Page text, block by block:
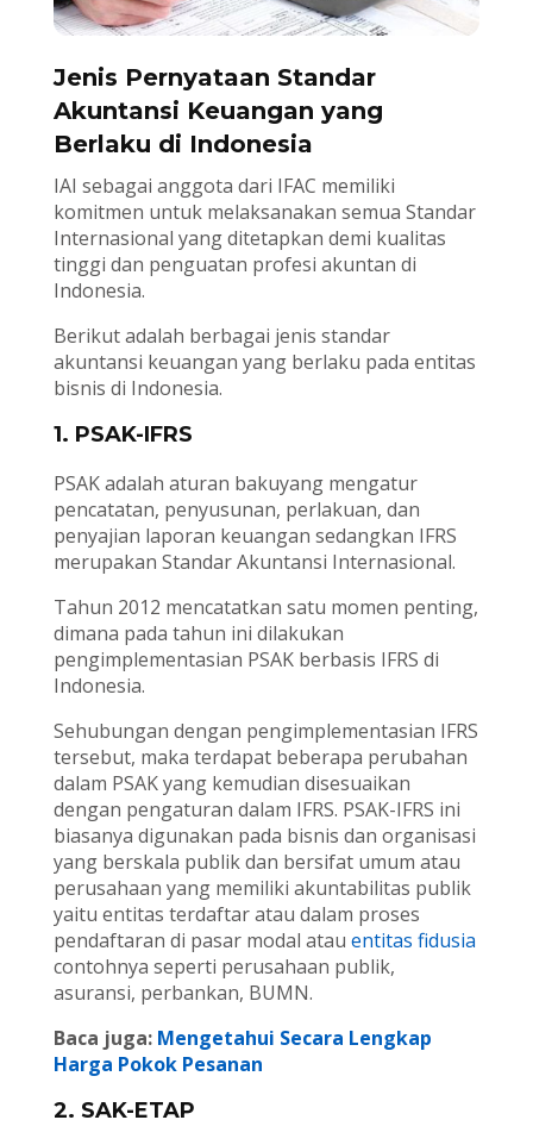
Jenis Pernyataan Standar
Akuntansi Keuangan yang
Berlaku di Indonesia
IAI sebagai anggota dari IFAC memiliki
komitmen untuk melaksanakan semua Standar
Internasional yang ditetapkan demi kualitas
tinggi dan penguatan profesi akuntan di
Indonesia.
Berikut adalah berbagai jenis standar
akuntansi keuangan yang berlaku pada entitas
bisnis di Indonesia.
1. PSAK-IFRS
PSAK adalah aturan bakuyang mengatur
pencatatan, penyusunan, perlakuan, dan
penyajian laporan keuangan sedangkan IFRS
merupakan Standar Akuntansi Internasional.
Tahun 2012 mencatatkan satu momen penting,
dimana pada tahun ini dilakukan
pengimplementasian PSAK berbasis IFRS di
Indonesia.
Sehubungan dengan pengimplementasian IFRS
tersebut, maka terdapat beberapa perubahan
dalam PSAK yang kemudian disesuaikan
dengan pengaturan dalam IFRS. PSAK-IFRS ini
biasanya digunakan pada bisnis dan organisasi
yang berskala publik dan bersifat umum atau
perusahaan yang memiliki akuntabilitas publik
yaitu entitas terdaftar atau dalam proses
pendaftaran di pasar modal atau entitas fidusia
contohnya seperti perusahaan publik,
asuransi, perbankan, BUMN.
Baca juga: Mengetahui Secara Lengkap
Harga Pokok Pesanan
2. SAK-ETAP